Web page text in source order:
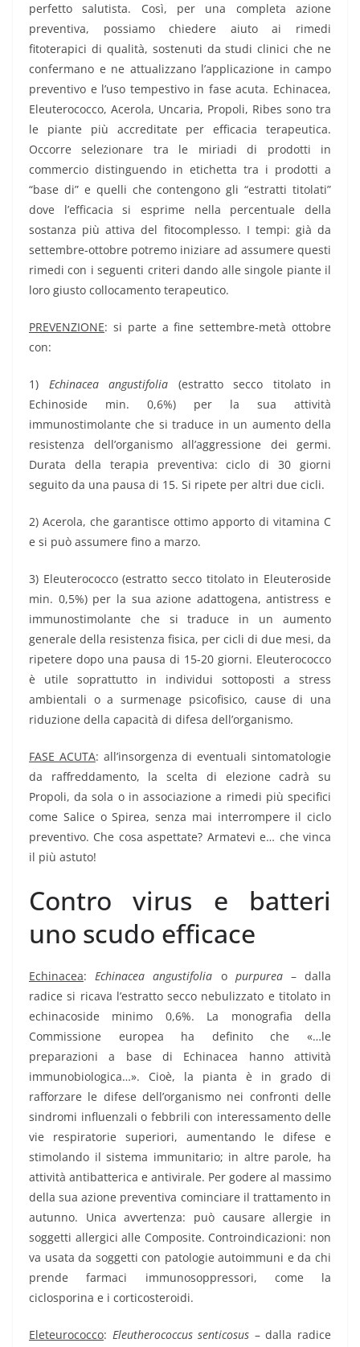
perfetto salutista. Così, per una completa azione
preventiva, possiamo chiedere aiuto ai rimedi
fitoterapici di qualità, sostenuti da studi clinici che ne
confermano e ne attualizzano l’applicazione in campo
preventivo e l’uso tempestivo in fase acuta. Echinacea,
Eleuterococco, Acerola, Uncaria, Propoli, Ribes sono tra
le piante più accreditate per efficacia terapeutica.
Occorre selezionare tra le miriadi di prodotti in
commercio distinguendo in etichetta tra i prodotti a
“base di” e quelli che contengono gli “estratti titolati”
dove l’efficacia si esprime nella percentuale della
sostanza più attiva del fitocomplesso. I tempi: già da
settembre-ottobre potremo iniziare ad assumere questi
rimedi con i seguenti criteri dando alle singole piante il
loro giusto collocamento terapeutico.
PREVENZIONE: si parte a fine settembre-metà ottobre
con:
1) Echinacea angustifolia (estratto secco titolato in
Echinoside min. 0,6%) per la sua attività
immunostimolante che si traduce in un aumento della
resistenza dell’organismo all’aggressione dei germi.
Durata della terapia preventiva: ciclo di 30 giorni
seguito da una pausa di 15. Si ripete per altri due cicli.
2) Acerola, che garantisce ottimo apporto di vitamina C
e si può assumere fino a marzo.
3) Eleuterococco (estratto secco titolato in Eleuteroside
min. 0,5%) per la sua azione adattogena, antistress e
immunostimolante che si traduce in un aumento
generale della resistenza fisica, per cicli di due mesi, da
ripetere dopo una pausa di 15-20 giorni. Eleuterococco
è utile soprattutto in individui sottoposti a stress
ambientali o a surmenage psicofisico, cause di una
riduzione della capacità di difesa dell’organismo.
FASE ACUTA: all’insorgenza di eventuali sintomatologie
da raffreddamento, la scelta di elezione cadrà su
Propoli, da sola o in associazione a rimedi più specifici
come Salice o Spirea, senza mai interrompere il ciclo
preventivo. Che cosa aspettate? Armatevi e… che vinca
il più astuto!
Contro virus e batteri
uno scudo efficace
Echinacea:Echinacea angustifolia o purpurea– dalla
radice si ricava l’estratto secco nebulizzato e titolato in
echinacoside minimo 0,6%. La monografia della
Commissione europea ha definito che «…le
preparazioni a base di Echinacea hanno attività
immunobiologica…». Cioè, la pianta è in grado di
rafforzare le difese dell’organismo nei confronti delle
sindromi influenzali o febbrili con interessamento delle
vie respiratorie superiori, aumentando le difese e
stimolando il sistema immunitario; in altre parole, ha
attività antibatterica e antivirale. Per godere al massimo
della sua azione preventiva cominciare il trattamento in
autunno. Unica avvertenza: può causare allergie in
soggetti allergici alle Composite. Controindicazioni: non
va usata da soggetti con patologie autoimmuni e da chi
prende farmaci immunosoppressori, come la
ciclosporina e i corticosteroidi.
Eleteurococco: Eleutherococcus senticosus – dalla radice